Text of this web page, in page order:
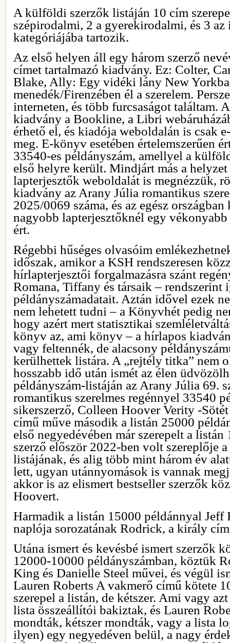
A külföldi szerzők listáján 10 cím
szépirodalmi, 2 a gyerekirodalmi, és 3
kategóriájába tartozik.
Az első helyen áll egy három szerző
címet tartalmazó kiadvány. Ez: Colter,
Blake, Ally: Egy vidéki lány New
menedék/Firenzében él a szerelem.
interneten, és több furcsaságot találtam.
kiadvány a Bookline, a Libri
érhető el, és kiadója weboldalán is csak
meg. E-könyv esetében értelemszerűen
33540-es példányszám, amellyel a
első helyre került. Mindjárt más a helyzet
lapterjesztők weboldalát is megnézzük,
kiadvány az Arany Júlia romantikus
2025/0069 száma, és az egész
nagyobb lapterjesztőknél egy
ért.
Régebbi hűséges olvasóim
időszak, amikor a KSH rendszeresen
hírlapterjesztői forgalmazásra szánt
Romana, Tiffany és társaik – rendszerint
példányszámadatait. Aztán idővel ezek
nem lehetett tudni – a Könyvhét pedig
hogy azért mert statisztikai
könyv az, ami könyv – a hírlapos
vagy feltennék, de alacsony
kerülhettek listára. A „rejtély titka” nem
hosszabb idő után ismét az élen
példányszám-listáján az Arany Júlia 69.
romantikus szerelmes regénnyel 33540
sikerszerző, Colleen Hoover Verity -
című műve második a listán 25000
első negyedévében már szerepelt a
szerző először 2022-ben volt szereplője
listájának, és alig több mint három év
lett, ugyan utánnyomások is vannak
akkor is az elismert bestseller szerzők
Hoovert.
Harmadik a listán 15000 példánnyal
naplója sorozatának Rodrick, a király
Utána ismert és kevésbé ismert szerzők
12000-10000 példányszámban, köztük
King és Danielle Steel művei, és végül
Lauren Roberts A vakmerő című kötete
szerepel a listán, de kétszer. Ami vagy
lista összeállítói bakiztak, és Lauren
mondták, kétszer mondták, vagy a lista
ilyen) egy negyedéven belül, a nagy